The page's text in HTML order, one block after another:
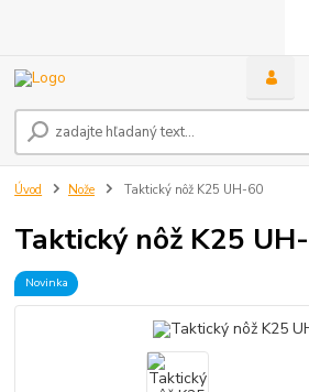
Úvod Nože Taktický nôž K25 UH-60
Taktický nôž K25
Novinka